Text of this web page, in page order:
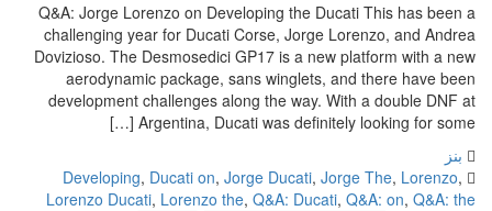
Q&A: Jorge Lorenzo on Developing the Ducati This has been a
challenging year for Ducati Corse, Jorge Lorenzo, and Andrea
Dovizioso. The Desmosedici GP17 is a new platform with a new
aerodynamic package, sans winglets, and there have been
development challenges along the way. With a double DNF at
Argentina, Ducati was definitely looking for some […]
بنز
Developing,Ducati on,Jorge Ducati,Jorge The,Lorenzo
Lorenzo Ducati,Lorenzo the,Q&A: Ducati,Q&A: on,Q&A: the